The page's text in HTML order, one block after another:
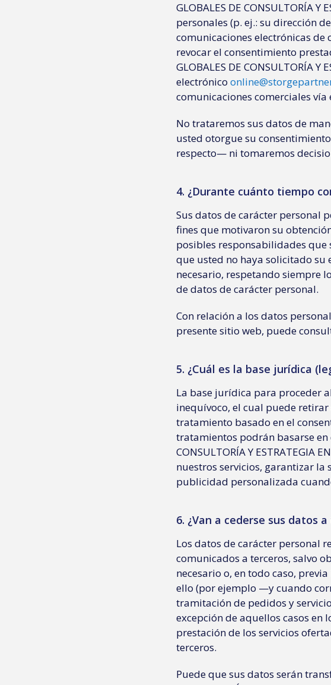
GLOBALES DE CONSULTORÍA Y
personales (p. ej.: su dirección
comunicaciones electrónicas de
revocar el consentimiento
GLOBALES DE CONSULTORÍA Y
electrónico
comunicaciones comerciales
No trataremos sus datos de
usted otorgue su
respecto— ni tomaremos
4. ¿Durante cuánto tiempo
Sus datos de carácter personal
fines que motivaron su
posibles responsabilidades
que usted no haya solicitado
necesario, respetando siempre
de datos de carácter personal.
Con relación a los datos
presente sitio web, puede
5. ¿Cuál es la base jurídica
La base jurídica para proceder
inequívoco, el cual puede
tratamiento basado en el
tratamientos podrán basarse en
CONSULTORÍA Y ESTRATEGIA
nuestros servicios, garantizar
publicidad personalizada
6. ¿Van a cederse sus datos
Los datos de carácter personal
comunicados a terceros, salvo
necesario o, en todo caso,
ello (por ejemplo —y cuando
tramitación de pedidos y
excepción de aquellos casos en
prestación de los servicios
terceros.
Puede que sus datos serán